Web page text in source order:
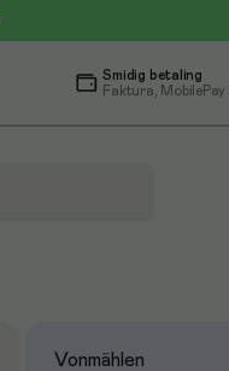
Smidig betaling
Faktura,
Vonmählen